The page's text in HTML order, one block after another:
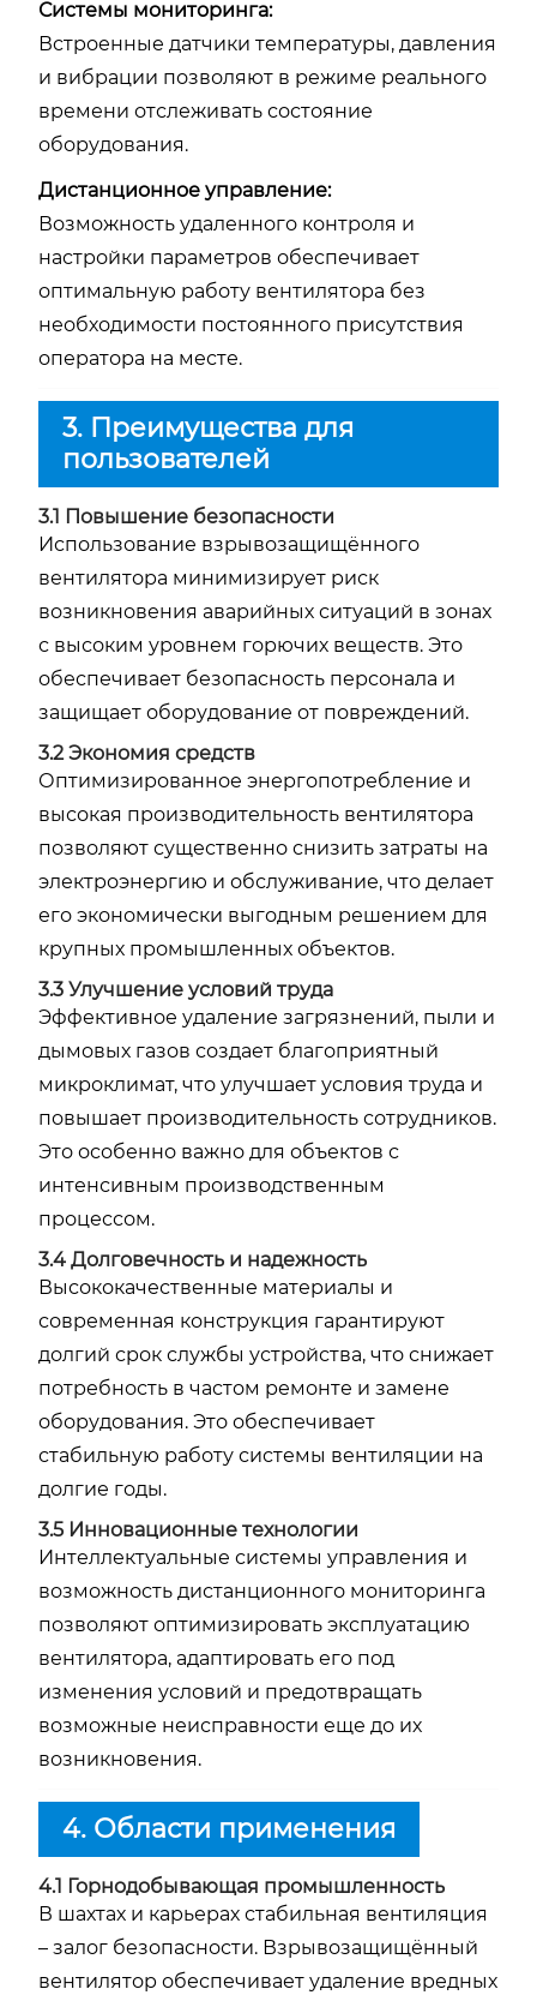
Системы мониторинга:
Встроенные датчики температуры, давления
и вибрации позволяют в режиме реального
времени отслеживать состояние
оборудования.
Дистанционное управление:
Возможность удаленного контроля и
настройки параметров обеспечивает
оптимальную работу вентилятора без
необходимости постоянного присутствия
оператора на месте.
3. Преимущества для
пользователей
3.1 Повышение безопасности
Использование взрывозащищённого
вентилятора минимизирует риск
возникновения аварийных ситуаций в зонах
с высоким уровнем горючих веществ. Это
обеспечивает безопасность персонала и
защищает оборудование от повреждений.
3.2 Экономия средств
Оптимизированное энергопотребление и
высокая производительность вентилятора
позволяют существенно снизить затраты на
электроэнергию и обслуживание, что делает
его экономически выгодным решением для
крупных промышленных объектов.
3.3 Улучшение условий труда
Эффективное удаление загрязнений, пыли и
дымовых газов создает благоприятный
микроклимат, что улучшает условия труда и
повышает производительность сотрудников.
Это особенно важно для объектов с
интенсивным производственным
процессом.
3.4 Долговечность и надежность
Высококачественные материалы и
современная конструкция гарантируют
долгий срок службы устройства, что снижает
потребность в частом ремонте и замене
оборудования. Это обеспечивает
стабильную работу системы вентиляции на
долгие годы.
3.5 Инновационные технологии
Интеллектуальные системы управления и
возможность дистанционного мониторинга
позволяют оптимизировать эксплуатацию
вентилятора, адаптировать его под
изменения условий и предотвращать
возможные неисправности еще до их
возникновения.
4. Области применения
4.1 Горнодобывающая промышленность
В шахтах и карьерах стабильная вентиляция
– залог безопасности. Взрывозащищённый
вентилятор обеспечивает удаление вредных